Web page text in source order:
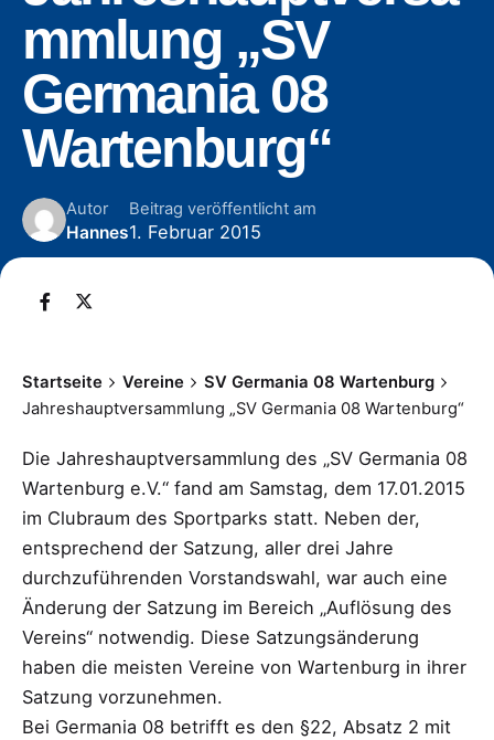
mmlung „SV
Germania 08
Wartenburg“
Autor
Hannes
Beitrag veröffentlicht am
1. Februar 2015
Startseite Vereine
SV Germania 08 Wartenburg
Jahreshauptversammlung „SV Germania 08 Wartenburg“
Die Jahreshauptversammlung des „SV Germania 08
Wartenburg e.V.“ fand am Samstag, dem 17.01.2015
im Clubraum des Sportparks statt. Neben der,
entsprechend der Satzung, aller drei Jahre
durchzuführenden Vorstandswahl, war auch eine
Änderung der Satzung im Bereich „Auflösung des
Vereins“ notwendig. Diese Satzungsänderung
haben die meisten Vereine von Wartenburg in ihrer
Satzung vorzunehmen.
Bei Germania 08 betrifft es den §22, Absatz 2 mit